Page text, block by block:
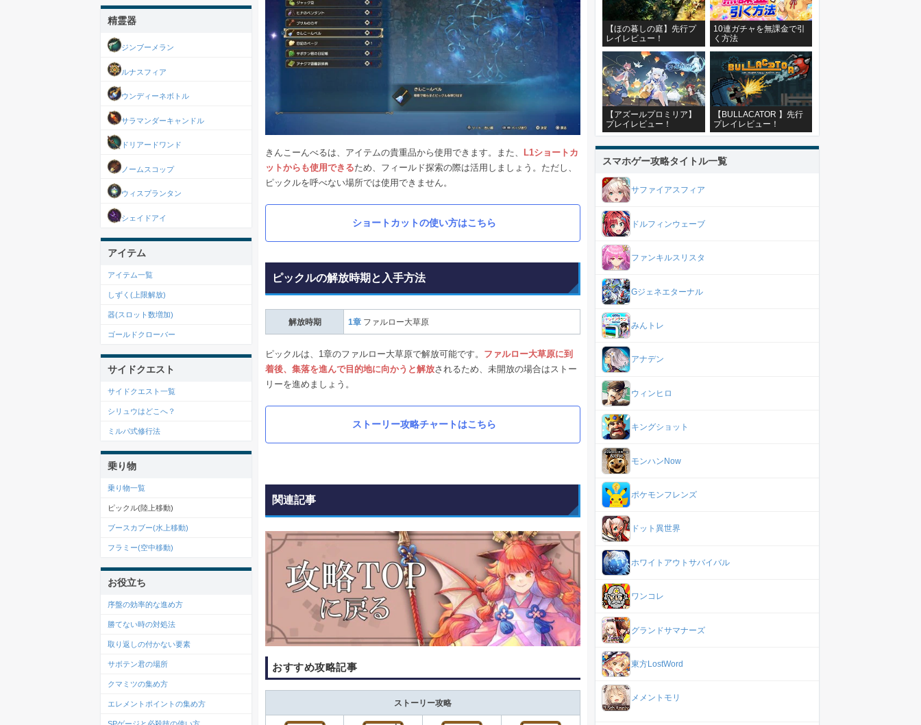
きんこーんべるは、アイテムの貴重品から使用できます。また、
L1ショートカ
ットからも使用できるため、フィールド探索の際は活用しましょう。ただし、
ピックルを呼べない場所では使用できません。
ショートカットの使い方はこちら
ピックルの解放時期と入手方法
解放時期 1章 ファルロー大草原
ピックルは、1章のファルロー大草原で解放可能です。 ファルロー大草原に到
着後、集落を進んで目的地に向かうと解放されるため、未開放の場合はストー
リーを進めましょう。
ストーリー攻略チャートはこちら
関連記事
おすすめ攻略記事
ストーリー攻略
精霊器
ジンブーメラン
ルナスフィア
ウンディーネボトル
サラマンダーキャンドル
ドリアードワンド
ノームスコップ
ウィスプランタン
シェイドアイ
アイテム
アイテム一覧
しずく(上限解放)
器(スロット数増加)
ゴールドクローバー
サイドクエスト
サイドクエスト一覧
シリュウはどこへ？
ミルパ式修行法
乗り物
乗り物一覧
ピックル(陸上移動)
ブースカブー(水上移動)
フラミー(空中移動)
お役立ち
序盤の効率的な進め方
勝てない時の対処法
取り返しの付かない要素
サボテン君の場所
クマミツの集め方
エレメントポイントの集め方
SPゲージと必殺技の使い方
【ほの暮しの庭】先行プ
レイレビュー！
10連ガチャを無課金で引
く方法
【アズールプロミリア】
プレイレビュー！
【BULLACATOR 】先行
プレイレビュー！
スマホゲー攻略タイトル一覧
サファイアスフィア
ドルフィンウェーブ
ファンキルスリスタ
Gジェネエターナル
みんトレ
アナデン
ウィンヒロ
キングショット
モンハンNow
ポケモンフレンズ
ドット異世界
ホワイトアウトサバイバル
ワンコレ
グランドサマナーズ
東方LostWord
メメントモリ